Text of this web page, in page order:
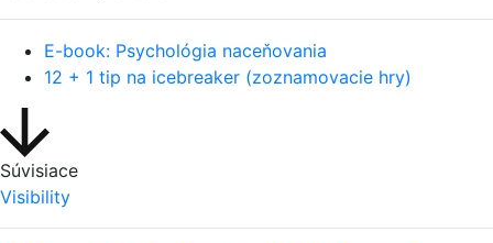
E-book: Psychológia naceňovania
12 + 1 tip na icebreaker (zoznamovacie hry)
Súvisiace
Visibility